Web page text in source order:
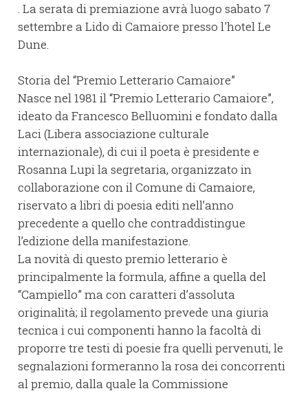
. La serata di premiazione avrà luogo sabato 7
settembre a Lido di Camaiore presso l'hotel Le
Dune.
Storia del “Premio Letterario Camaiore”
Nasce nel 1981 il “Premio Letterario Camaiore”,
ideato da Francesco Belluomini e fondato dalla
Laci (Libera associazione culturale
internazionale), di cui il poeta è presidente e
Rosanna Lupi la segretaria, organizzato in
collaborazione con il Comune di Camaiore,
riservato a libri di poesia editi nell’anno
precedente a quello che contraddistingue
l’edizione della manifestazione.
La novità di questo premio letterario è
principalmente la formula, affine a quella del
“Campiello” ma con caratteri d’assoluta
originalità; il regolamento prevede una giuria
tecnica i cui componenti hanno la facoltà di
proporre tre testi di poesie fra quelli pervenuti, le
segnalazioni formeranno la rosa dei concorrenti
al premio, dalla quale la Commissione